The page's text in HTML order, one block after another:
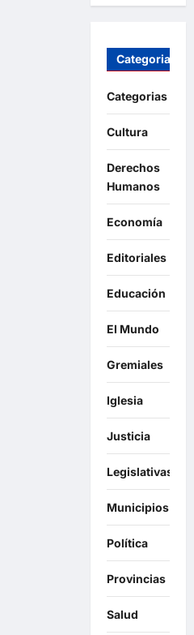
Categorias
Categorias
Cultura
Derechos
Humanos
Economía
Editoriales
Educación
El Mundo
Gremiales
Iglesia
Justicia
Legislativas
Municipios
Política
Provincias
Salud